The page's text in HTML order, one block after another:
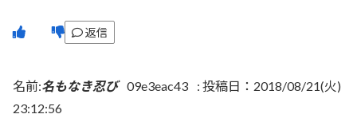
返信
名前:名もなき忍び 09e3eac43 : 投稿日：2018/08/21(火)
23:12:56